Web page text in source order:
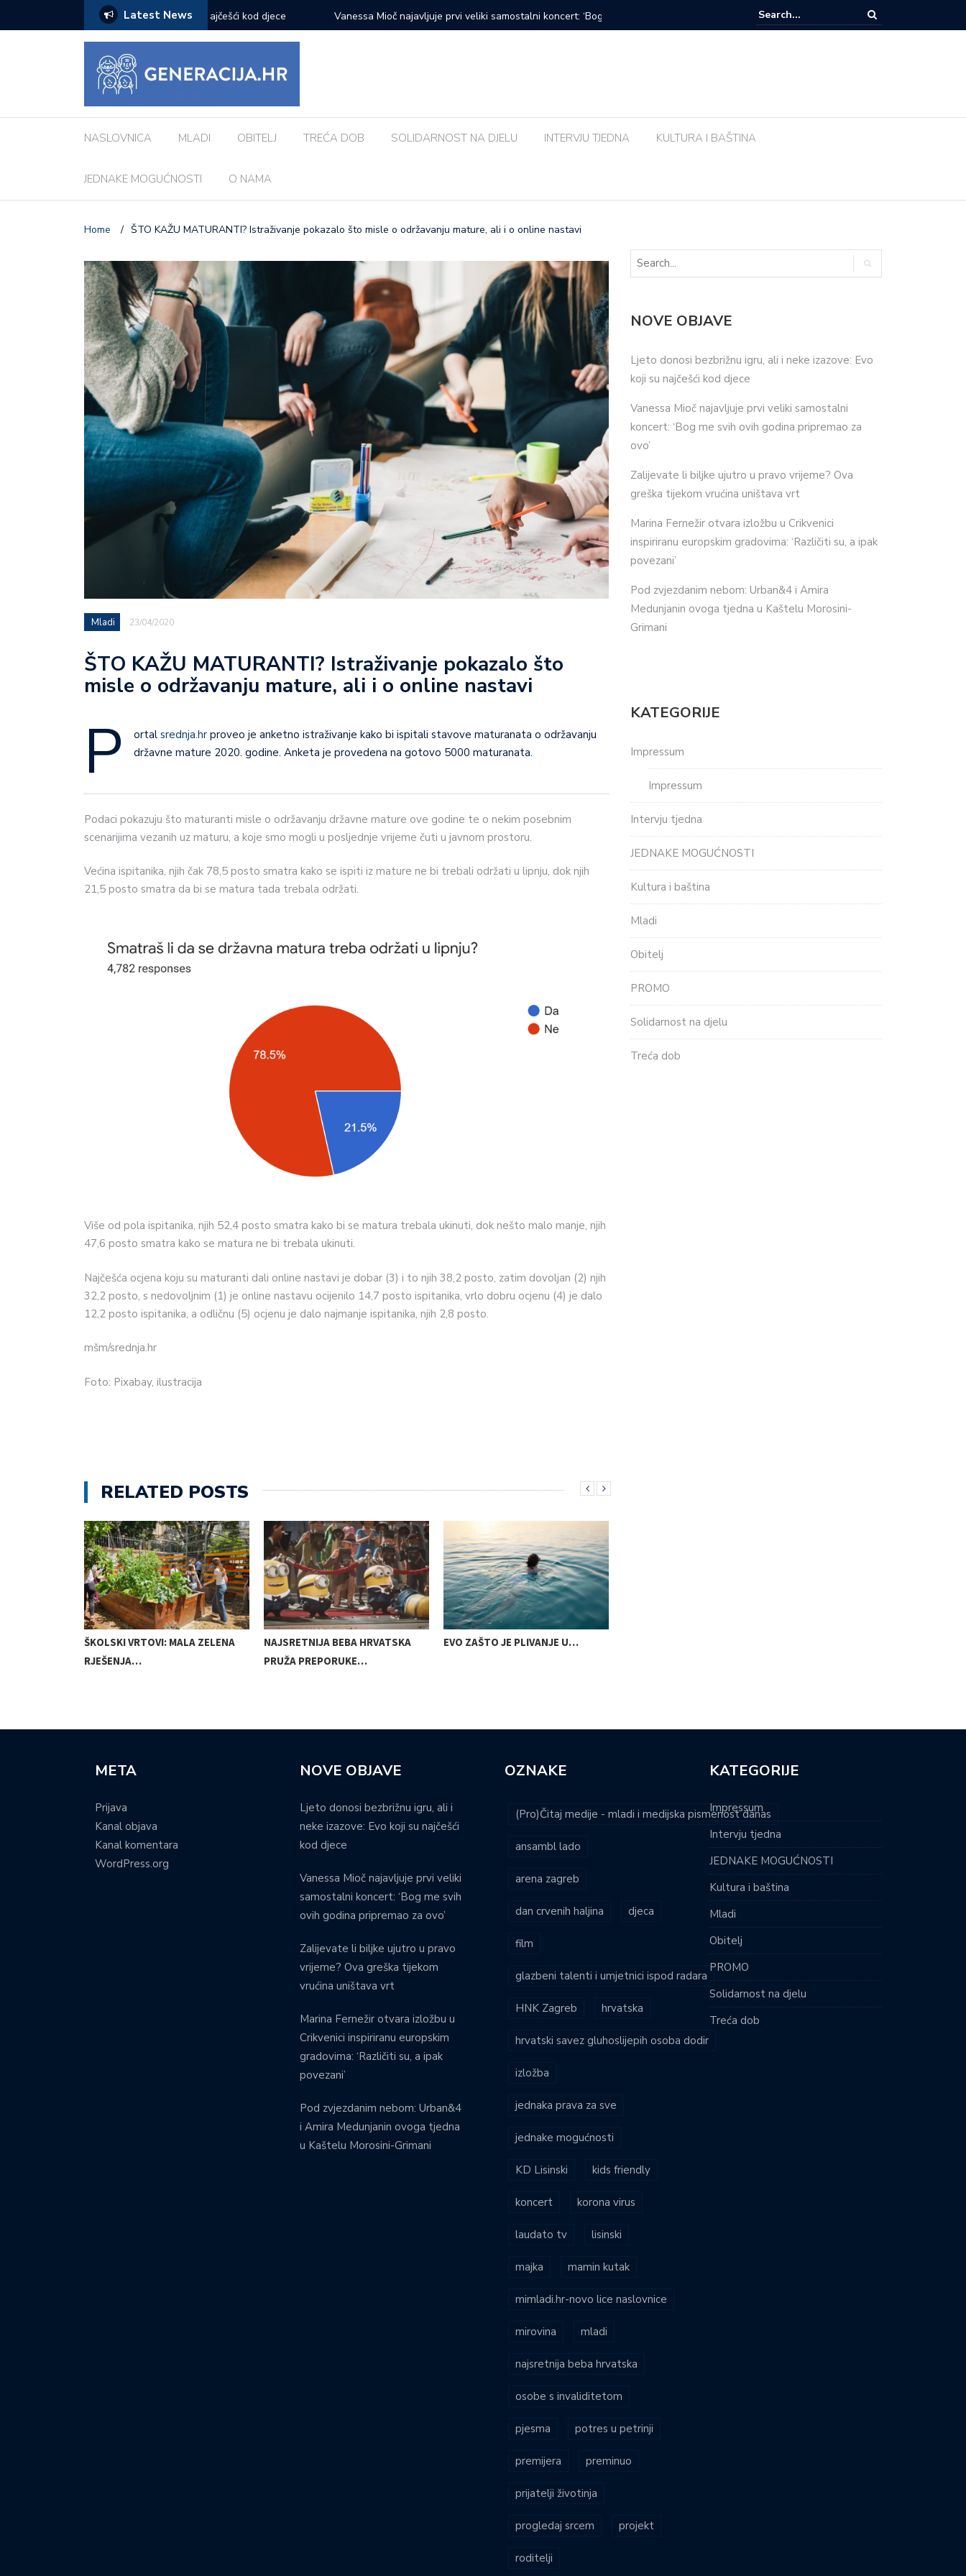
Latest News
Evo koji su najčešći kod djece
Vanessa Mioč najavljuje prvi veliki samostalni koncert: ‘Bog me svih ovih godina
pripremao za ovo’
Zalijevate li biljke ujutro u pravo vrijeme? Ova greška tijekom vrućina uništava
NASLOVNICA MLADI OBITELJ TREĆA DOB SOLIDARNOST NA DJELU INTERVJU TJEDNA KULTURA I BAŠTINA
JEDNAKE MOGUĆNOSTI O NAMA
Home / ŠTO KAŽU MATURANTI? Istraživanje pokazalo što misle o održavanju mature, ali i o online nastavi
Mladi 23/04/2020
ŠTO KAŽU MATURANTI? Istraživanje pokazalo što
misle o održavanju mature, ali i o online nastavi
P ortal srednja.hr proveo je anketno istraživanje kako bi ispitali stavove maturanata o održavanju
državne mature 2020. godine. Anketa je provedena na gotovo 5000 maturanata.
Podaci pokazuju što maturanti misle o održavanju državne mature ove godine te o nekim posebnim
scenarijima vezanih uz maturu, a koje smo mogli u posljednje vrijeme čuti u javnom prostoru.
Većina ispitanika, njih čak 78,5 posto smatra kako se ispiti iz mature ne bi trebali održati u lipnju, dok njih
21,5 posto smatra da bi se matura tada trebala održati.
Više od pola ispitanika, njih 52,4 posto smatra kako bi se matura trebala ukinuti, dok nešto malo manje, njih
47,6 posto smatra kako se matura ne bi trebala ukinuti.
Najčešća ocjena koju su maturanti dali online nastavi je dobar (3) i to njih 38,2 posto, zatim dovoljan (2) njih
32,2 posto, s nedovoljnim (1) je online nastavu ocijenilo 14,7 posto ispitanika, vrlo dobru ocjenu (4) je dalo
12,2 posto ispitanika, a odličnu (5) ocjenu je dalo najmanje ispitanika, njih 2,8 posto.
mšm/srednja.hr
Foto: Pixabay, ilustracija
RELATED POSTS
ŠKOLSKI VRTOVI: MALA ZELENA
RJEŠENJA…
NAJSRETNIJA BEBA HRVATSKA
PRUŽA PREPORUKE…
EVO ZAŠTO JE PLIVANJE U…
NOVE OBJAVE
Ljeto donosi bezbrižnu igru, ali i neke izazove: Evo
koji su najčešći kod djece
Vanessa Mioč najavljuje prvi veliki samostalni
koncert: ‘Bog me svih ovih godina pripremao za
ovo’
Zalijevate li biljke ujutro u pravo vrijeme? Ova
greška tijekom vrućina uništava vrt
Marina Fernežir otvara izložbu u Crikvenici
inspiriranu europskim gradovima: ‘Različiti su, a ipak
povezani’
Pod zvjezdanim nebom: Urban&4 i Amira
Medunjanin ovoga tjedna u Kaštelu Morosini-
Grimani
KATEGORIJE
Impressum
Impressum
Intervju tjedna
JEDNAKE MOGUĆNOSTI
Kultura i baština
Mladi
Obitelj
PROMO
Solidarnost na djelu
Treća dob
META
Prijava
Kanal objava
Kanal komentara
WordPress.org
NOVE OBJAVE
Ljeto donosi bezbrižnu igru, ali i
neke izazove: Evo koji su najčešći
kod djece
Vanessa Mioč najavljuje prvi veliki
samostalni koncert: ‘Bog me svih
ovih godina pripremao za ovo’
Zalijevate li biljke ujutro u pravo
vrijeme? Ova greška tijekom
vrućina uništava vrt
Marina Fernežir otvara izložbu u
Crikvenici inspiriranu europskim
gradovima: ‘Različiti su, a ipak
povezani’
Pod zvjezdanim nebom: Urban&4
i Amira Medunjanin ovoga tjedna
u Kaštelu Morosini-Grimani
OZNAKE
(Pro)Čitaj medije - mladi i medijska pismenost danas
ansambl lado
arena zagreb
dan crvenih haljina djeca
film
glazbeni talenti i umjetnici ispod radara
HNK Zagreb hrvatska
hrvatski savez gluhoslijepih osoba dodir
izložba
jednaka prava za sve
jednake mogućnosti
KD Lisinski kids friendly
koncert korona virus
laudato tv lisinski
majka mamin kutak
mimladi.hr-novo lice naslovnice
mirovina mladi
najsretnija beba hrvatska
osobe s invaliditetom
pjesma potres u petrinji
premijera preminuo
prijatelji životinja
progledaj srcem projekt
roditelji
KATEGORIJE
Impressum
Intervju tjedna
JEDNAKE MOGUĆNOSTI
Kultura i baština
Mladi
Obitelj
PROMO
Solidarnost na djelu
Treća dob